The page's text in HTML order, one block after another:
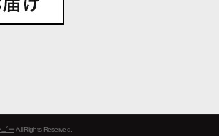
ーAll Rights Reserved.